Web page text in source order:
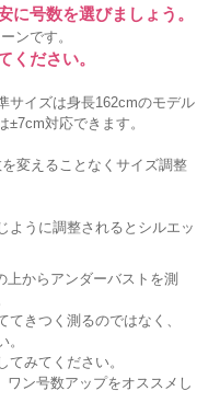
に号数を選びましょう。
ンです。
ください。
サイズは身長162cmのモデル
対応できます。
変えることなくサイズ調整
ように調整されるとシルエッ
からアンダーバストを測
きつく測るのではなく、
。
みてください。
ワン号数アップをオススメし